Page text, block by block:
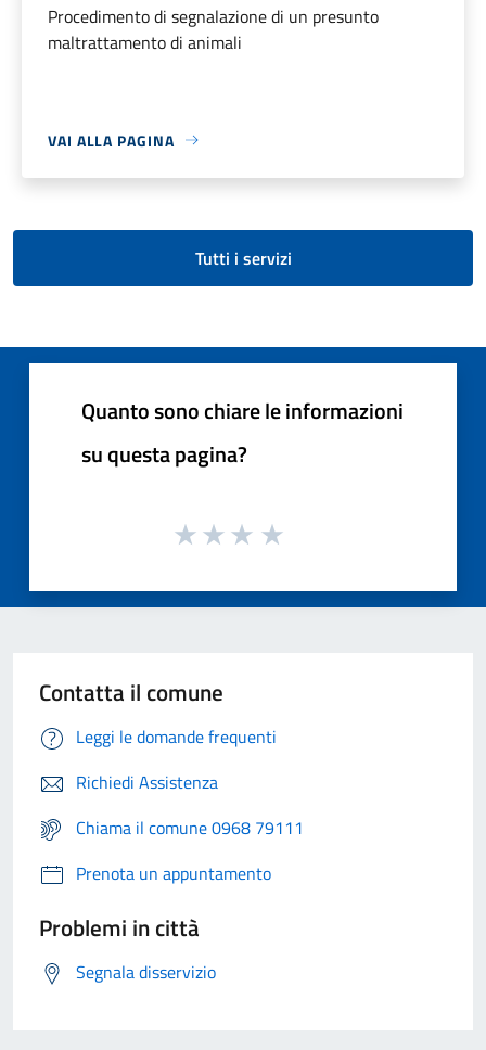
Procedimento di segnalazione di un presunto
maltrattamento di animali
VAI ALLA PAGINA
Tutti i servizi
Quanto sono chiare le informazioni
su questa pagina?
Contatta il comune
Leggi le domande frequenti
Richiedi Assistenza
Chiama il comune 0968 79111
Prenota un appuntamento
Problemi in città
Segnala disservizio